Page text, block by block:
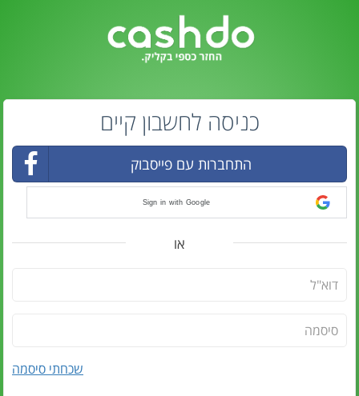
כניסה לחשבון קיים
התחברות עם פייסבוק
Sign in with Google
או
שכחתי סיסמה